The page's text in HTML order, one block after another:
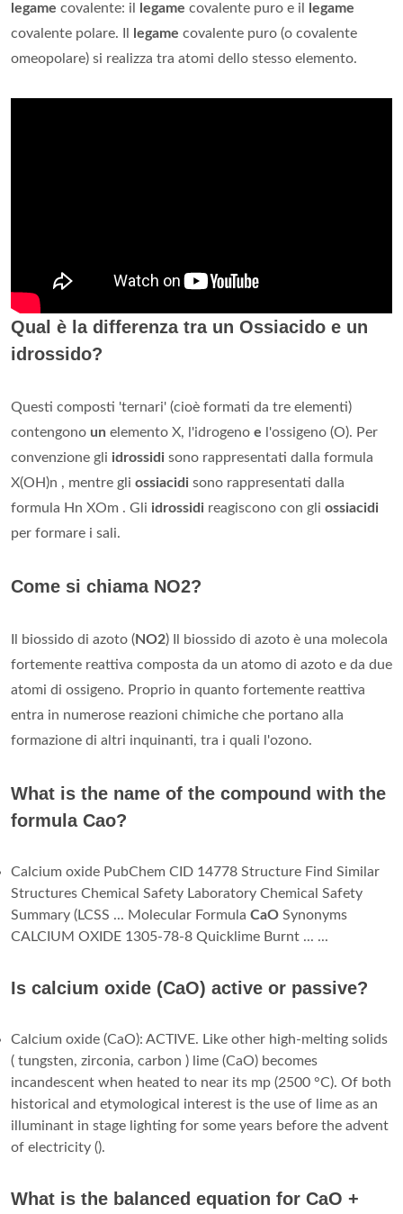
legame covalente: il legame covalente puro e il
legame
covalente polare. Il
legame covalente puro (o covalente
omeopolare) si realizza tra atomi dello stesso elemento.
Qual è la differenza tra un Ossiacido e un
idrossido?
Questi composti 'ternari' (cioè formati da tre elementi)
contengono un elemento X, l'idrogeno e l'ossigeno (O). Per
convenzione gli idrossidi sono rappresentati dalla formula
X(OH)n , mentre gli ossiacidi sono rappresentati dalla
formula Hn XOm . Gli idrossidi reagiscono con gli ossiacidi
per formare i sali.
Come si chiama NO2?
Il biossido di azoto (NO2) Il biossido di azoto è una molecola
fortemente reattiva composta da un atomo di azoto e da due
atomi di ossigeno. Proprio in quanto fortemente reattiva
entra in numerose reazioni chimiche che portano alla
formazione di altri inquinanti, tra i quali l'ozono.
What is the name of the compound with the
formula Cao?
Calcium oxide PubChem CID 14778 Structure Find Similar
Structures Chemical Safety Laboratory Chemical Safety
Summary (LCSS ... Molecular Formula CaO Synonyms
CALCIUM OXIDE 1305-78-8 Quicklime Burnt ... ...
Is calcium oxide (CaO) active or passive?
Calcium oxide (CaO): ACTIVE. Like other high-melting solids
( tungsten, zirconia, carbon ) lime (CaO) becomes
incandescent when heated to near its mp (2500 °C). Of both
historical and etymological interest is the use of lime as an
illuminant in stage lighting for some years before the advent
of electricity ().
What is the balanced equation for CaO +